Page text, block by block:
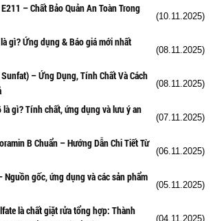
– Chất Bảo Quản An Toàn Trong
(10.11.2025)
gì? Ứng dụng & Báo giá mới nhất
(08.11.2025)
– Ứng Dụng, Tính Chất Và Cách
(08.11.2025)
là gì? Tính chất, ứng dụng và lưu ý an
(07.11.2025)
B Chuẩn – Hướng Dẫn Chi Tiết Từ
(06.11.2025)
Nguồn gốc, ứng dụng và các sản phẩm
(05.11.2025)
là chất giặt rửa tổng hợp: Thành
(04.11.2025)